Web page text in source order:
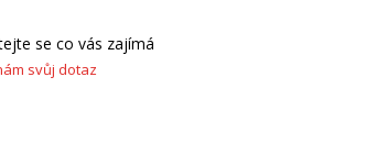
se co vás zajímá
svůj dotaz